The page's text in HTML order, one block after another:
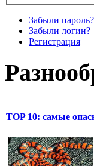
Забыли пароль?
Забыли логин?
Регистрация
TOP 10: самые